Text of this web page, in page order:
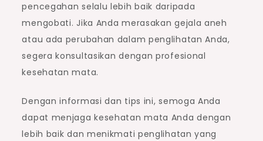
pencegahan selalu lebih baik daripada
mengobati. Jika Anda merasakan gejala aneh
atau ada perubahan dalam penglihatan Anda,
segera konsultasikan dengan profesional
kesehatan mata.
Dengan informasi dan tips ini, semoga Anda
dapat menjaga kesehatan mata Anda dengan
lebih baik dan menikmati penglihatan yang